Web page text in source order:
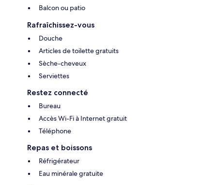
Balcon ou patio
Rafraîchissez-vous
Douche
Articles de toilette gratuits
Sèche-cheveux
Serviettes
Restez connecté
Bureau
Accès Wi-Fi à Internet gratuit
Téléphone
Repas et boissons
Réfrigérateur
Eau minérale gratuite